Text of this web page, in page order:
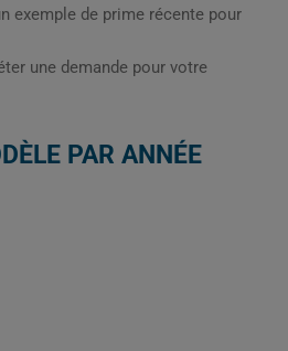
exemple de prime récente pour
une demande pour votre
PAR ANNÉE